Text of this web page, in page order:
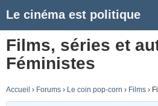
Le cinéma est politique
Films, séries et
Féministes
Accueil › Forums › Le coin pop-corn › Films ›